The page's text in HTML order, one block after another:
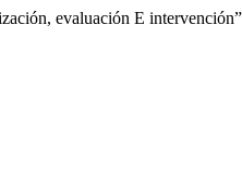
evaluación E